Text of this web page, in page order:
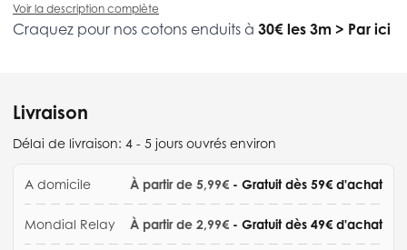
Voir la description complète
Craquez pour nos cotons enduits à 30€ les 3m > Par ici
Livraison
Délai de livraison: 4 - 5 jours ouvrés environ
A domicile À partir de 5,99€ - Gratuit dès 59€ d'achat
Mondial Relay À partir de 2,99€ - Gratuit dès 49€ d'achat